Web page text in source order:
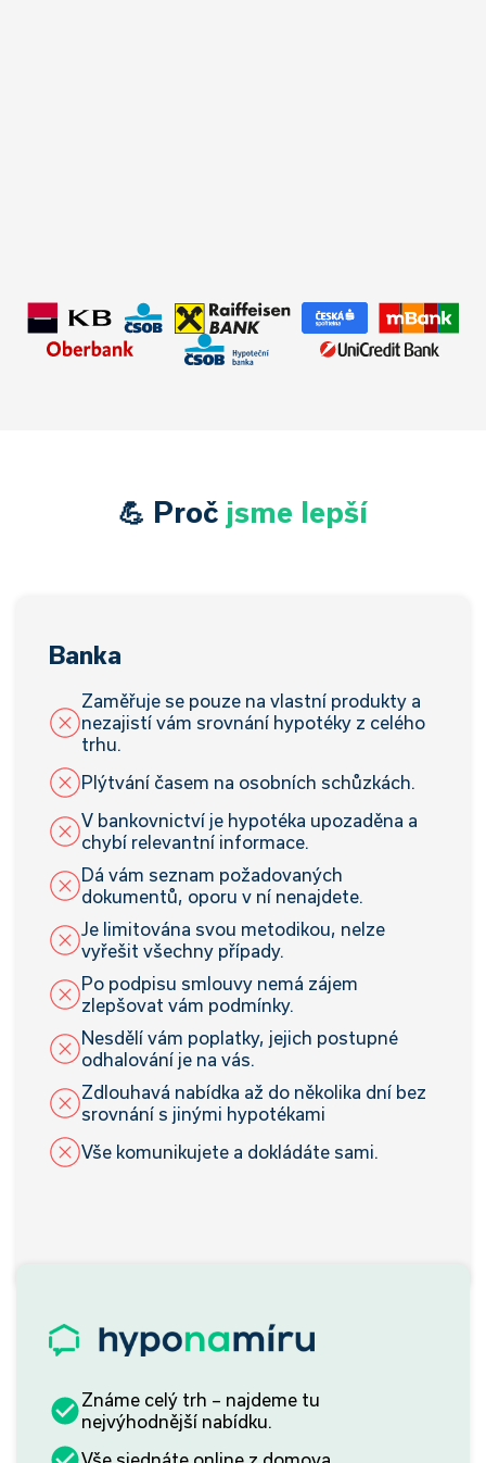
✅Úrok:
od 4,69 %
✅Hodnota nemovitosti:3 800 000 Kč
✅Doba splácení:
30 let
💪 Proč jsme lepší
Banka
Zaměřuje se pouze na vlastní produkty a
nezajistí vám srovnání hypotéky z celého
trhu.
Plýtvání časem na osobních schůzkách.
V bankovnictví je hypotéka upozaděna a
chybí relevantní informace.
Dá vám seznam požadovaných
dokumentů, oporu v ní nenajdete.
Je limitována svou metodikou, nelze
vyřešit všechny případy.
Po podpisu smlouvy nemá zájem
zlepšovat vám podmínky.
Nesdělí vám poplatky, jejich postupné
odhalování je na vás.
Zdlouhavá nabídka až do několika dní bez
srovnání s jinými hypotékami
Vše komunikujete a dokládáte sami.
Známe celý trh – najdeme tu
nejvýhodnější nabídku.